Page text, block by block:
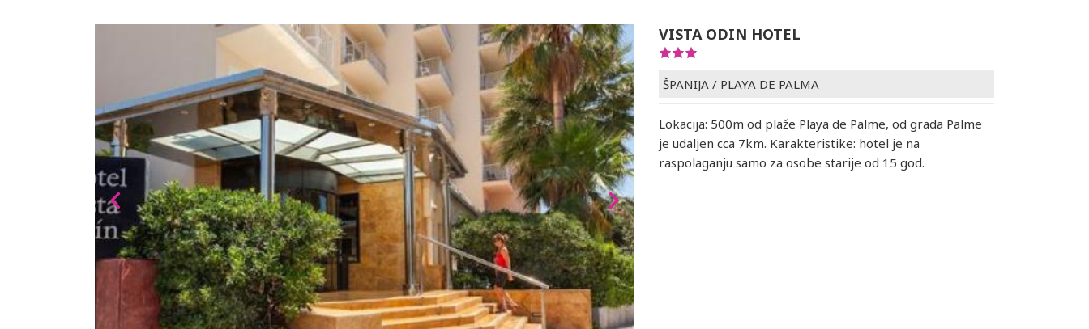
VISTA ODIN HOTEL
ŠPANIJA / PLAYA DE PALMA
Lokacija: 500m od plaže Playa de Palme, od grada Palme
je udaljen cca 7km. Karakteristike: hotel je na
raspolaganju samo za osobe starije od 15 god.